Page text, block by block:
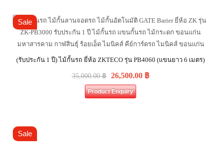
Sale
(รับประกัน 1 ปี) ไม้กั้นรถ ยี่ห้อ ZKTECO รุ่น PB4060 (แขนยาว 6 เมตร)
35,000.00฿ 26,500.00 ฿
Product Enquiry
Sale